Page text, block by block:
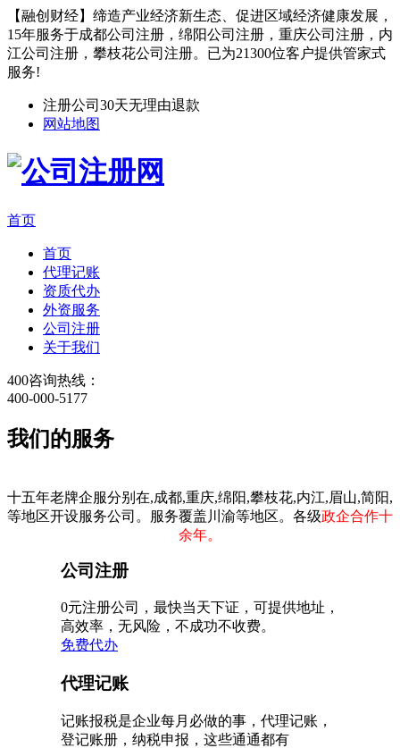
【融创财经】缔造产业经济新生态、促进区域经济健康发展，
15年服务于成都公司注册，绵阳公司注册，重庆公司注册，内
江公司注册，攀枝花公司注册。已为21300位客户提供管家式
服务!
注册公司30天无理由退款
网站地图
首页
首页
代理记账
资质代办
外资服务
公司注册
关于我们
400咨询热线：
400-000-5177
我们的服务
十五年老牌企服分别在,成都,重庆,绵阳,攀枝花,内江,眉山,简阳,
等地区开设服务公司。服务覆盖川渝等地区。各级政企合作十
余年。
公司注册
0元注册公司，最快当天下证，可提供地址，
高效率，无风险，不成功不收费。
免费代办
代理记账
记账报税是企业每月必做的事，代理记账，
登记账册，纳税申报，这些通通都有